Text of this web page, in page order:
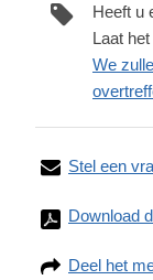
Heeft u
Laat
We
Stel een
Download
Deel het